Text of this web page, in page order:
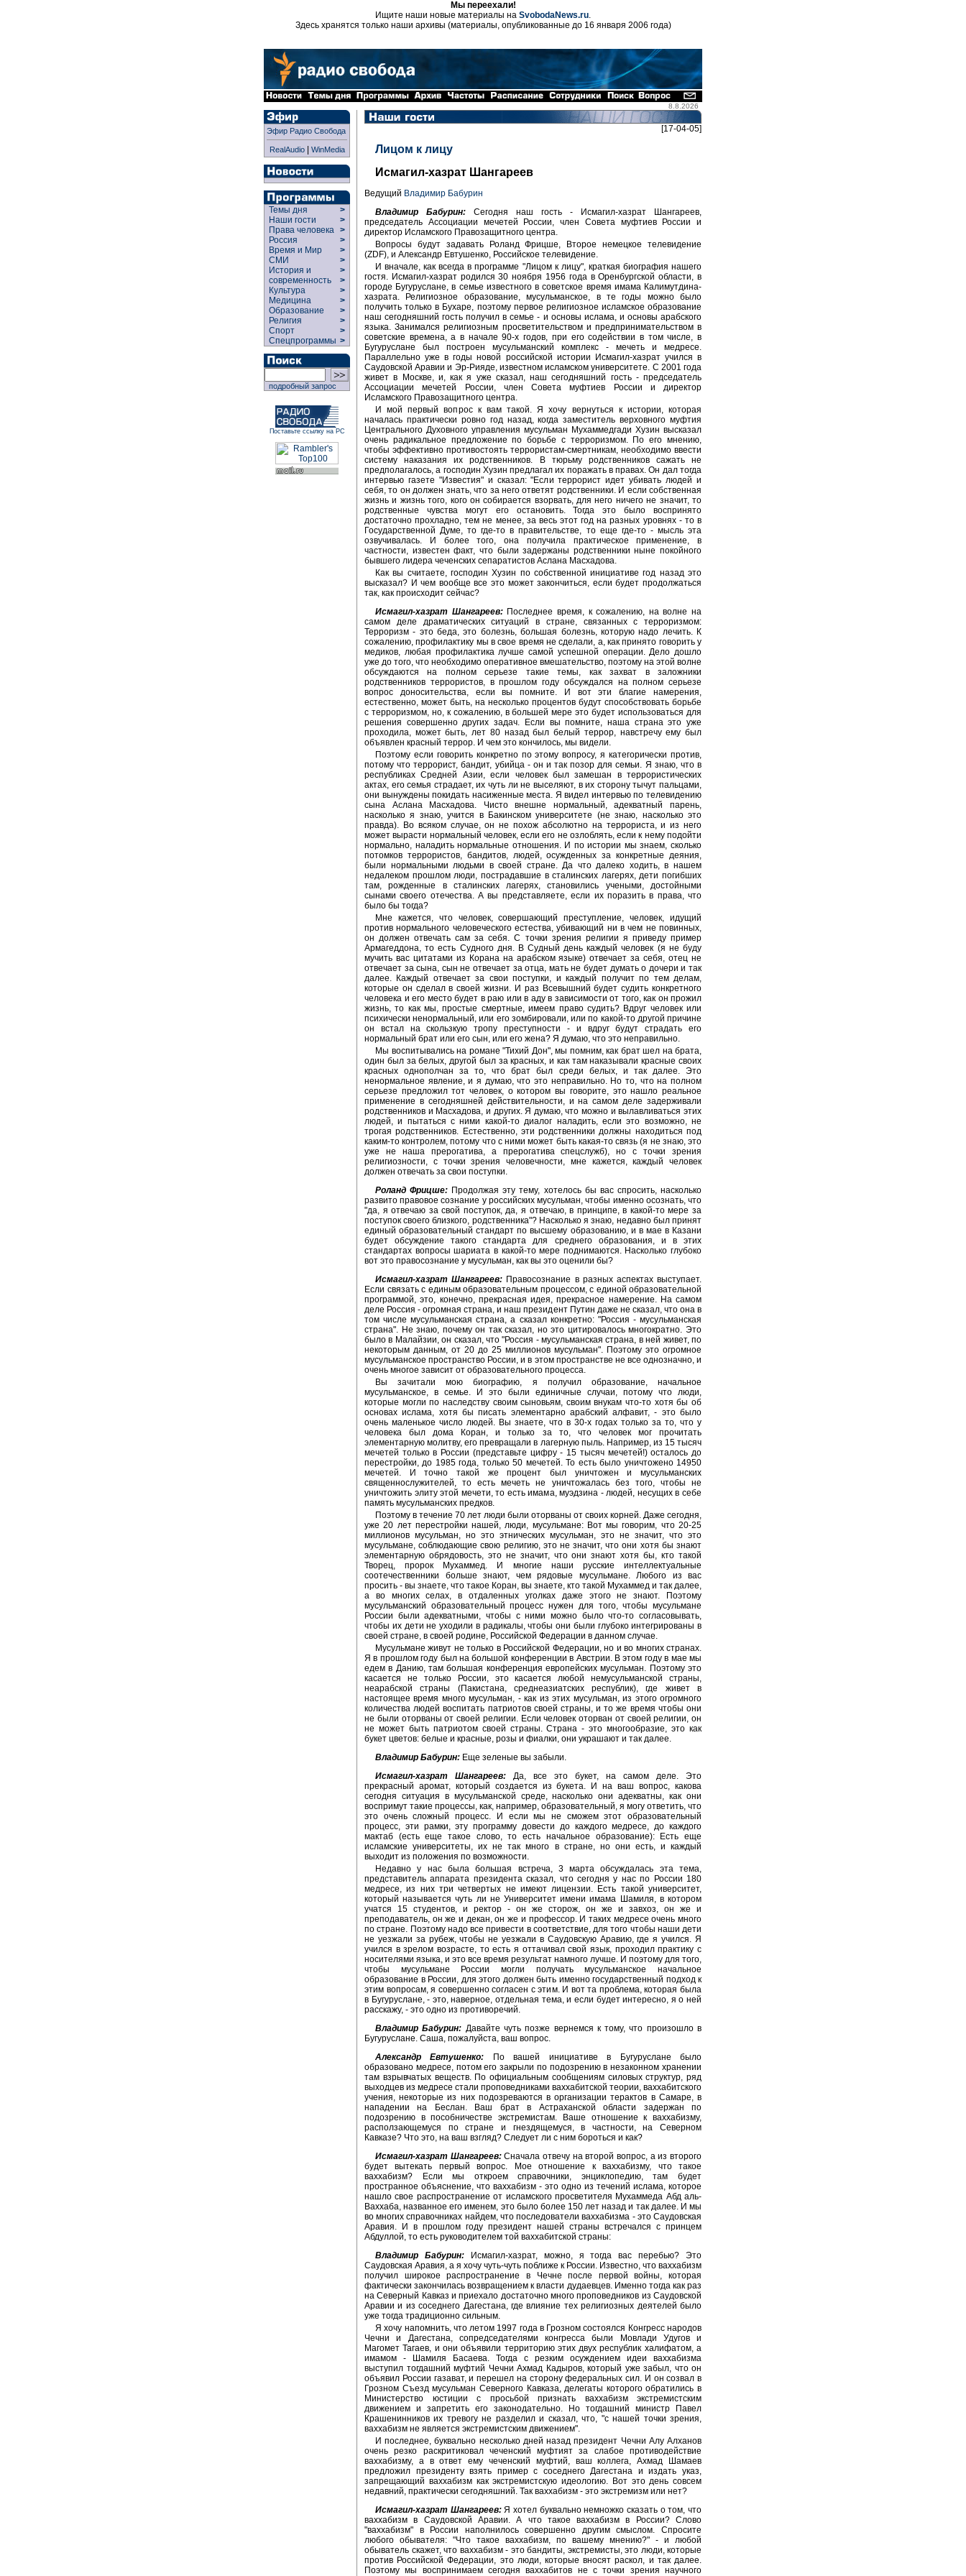
Мы переехали!
Ищите наши новые материалы на SvobodaNews.ru.
Здесь хранятся только наши архивы (материалы, опубликованные до 16 января 2006 года)
8.8.2026
Эфир Радио Свобода
RealAudio| WinMedia
Темы дня
>
Наши гости
>
Права человека >
Россия
>
Время и Мир
>
СМИ
>
История и
современность
>
>
Культура
>
Медицина
>
Образование
>
Религия
>
Спорт
>
Спецпрограммы >
подробный запрос
Поставьте ссылку на РС
[17-04-05]
Лицом к лицу
Исмагил-хазрат Шангареев
Ведущий Владимир Бабурин
Владимир Бабурин: Сегодня наш гость - Исмагил-хазрат Шангареев,
председатель Ассоциации мечетей России, член Совета муфтиев России и
директор Исламского Правозащитного центра.
Вопросы будут задавать Роланд Фрицше, Второе немецкое телевидение
(ZDF), и Александр Евтушенко, Российское телевидение.
И вначале, как всегда в программе "Лицом к лицу", краткая биография нашего
гостя. Исмагил-хазрат родился 30 ноября 1956 года в Оренбургской области, в
городе Бугуруслане, в семье известного в советское время имама Калимутдина-
хазрата. Религиозное образование, мусульманское, в те годы можно было
получить только в Бухаре, поэтому первое религиозное исламское образование
наш сегодняшний гость получил в семье - и основы ислама, и основы арабского
языка. Занимался религиозным просветительством и предпринимательством в
советские времена, а в начале 90-х годов, при его содействии в том числе, в
Бугуруслане был построен мусульманский комплекс - мечеть и медресе.
Параллельно уже в годы новой российской истории Исмагил-хазрат учился в
Саудовской Аравии и Эр-Рияде, известном исламском университете. С 2001 года
живет в Москве, и, как я уже сказал, наш сегодняшний гость - председатель
Ассоциации мечетей России, член Совета муфтиев России и директор
Исламского Правозащитного центра.
И мой первый вопрос к вам такой. Я хочу вернуться к истории, которая
началась практически ровно год назад, когда заместитель верховного муфтия
Центрального Духовного управления мусульман Мухаммедгади Хузин высказал
очень радикальное предложение по борьбе с терроризмом. По его мнению,
чтобы эффективно противостоять террористам-смертникам, необходимо ввести
систему наказания их родственников. В тюрьму родственников сажать не
предполагалось, а господин Хузин предлагал их поражать в правах. Он дал тогда
интервью газете "Известия" и сказал: "Если террорист идет убивать людей и
себя, то он должен знать, что за него ответят родственники. И если собственная
жизнь и жизнь того, кого он собирается взорвать, для него ничего не значит, то
родственные чувства могут его остановить. Тогда это было воспринято
достаточно прохладно, тем не менее, за весь этот год на разных уровнях - то в
Государственной Думе, то где-то в правительстве, то еще где-то - мысль эта
озвучивалась. И более того, она получила практическое применение, в
частности, известен факт, что были задержаны родственники ныне покойного
бывшего лидера чеченских сепаратистов Аслана Масхадова.
Как вы считаете, господин Хузин по собственной инициативе год назад это
высказал? И чем вообще все это может закончиться, если будет продолжаться
так, как происходит сейчас?
Исмагил-хазрат Шангареев:Последнее время, к сожалению, на волне на
самом деле драматических ситуаций в стране, связанных с терроризмом:
Терроризм - это беда, это болезнь, большая болезнь, которую надо лечить. К
сожалению, профилактику мы в свое время не сделали, а, как принято говорить у
медиков, любая профилактика лучше самой успешной операции. Дело дошло
уже до того, что необходимо оперативное вмешательство, поэтому на этой волне
обсуждаются на полном серьезе такие темы, как захват в заложники
родственников террористов, в прошлом году обсуждался на полном серьезе
вопрос доносительства, если вы помните. И вот эти благие намерения,
естественно, может быть, на несколько процентов будут способствовать борьбе
с терроризмом, но, к сожалению, в большей мере это будет использоваться для
решения совершенно других задач. Если вы помните, наша страна это уже
проходила, может быть, лет 80 назад был белый террор, навстречу ему был
объявлен красный террор. И чем это кончилось, мы видели.
Поэтому если говорить конкретно по этому вопросу, я категорически против,
потому что террорист, бандит, убийца - он и так позор для семьи. Я знаю, что в
республиках Средней Азии, если человек был замешан в террористических
актах, его семья страдает, их чуть ли не выселяют, в их сторону тычут пальцами,
они вынуждены покидать насиженные места. Я видел интервью по телевидению
сына Аслана Масхадова. Чисто внешне нормальный, адекватный парень,
насколько я знаю, учится в Бакинском университете (не знаю, насколько это
правда). Во всяком случае, он не похож абсолютно на террориста, и из него
может вырасти нормальный человек, если его не озлоблять, если к нему подойти
нормально, наладить нормальные отношения. И по истории мы знаем, сколько
потомков террористов, бандитов, людей, осужденных за конкретные деяния,
были нормальными людьми в своей стране. Да что далеко ходить, в нашем
недалеком прошлом люди, пострадавшие в сталинских лагерях, дети погибших
там, рожденные в сталинских лагерях, становились учеными, достойными
сынами своего отечества. А вы представляете, если их поразить в права, что
было бы тогда?
Мне кажется, что человек, совершающий преступление, человек, идущий
против нормального человеческого естества, убивающий ни в чем не повинных,
он должен отвечать сам за себя. С точки зрения религии я приведу пример
Армагеддона, то есть Судного дня. В Судный день каждый человек (я не буду
мучить вас цитатами из Корана на арабском языке) отвечает за себя, отец не
отвечает за сына, сын не отвечает за отца, мать не будет думать о дочери и так
далее. Каждый отвечает за свои поступки, и каждый получит по тем делам,
которые он сделал в своей жизни. И раз Всевышний будет судить конкретного
человека и его место будет в раю или в аду в зависимости от того, как он прожил
жизнь, то как мы, простые смертные, имеем право судить? Вдруг человек или
психически ненормальный, или его зомбировали, или по какой-то другой причине
он встал на скользкую тропу преступности - и вдруг будут страдать его
нормальный брат или его сын, или его жена? Я думаю, что это неправильно.
Мы воспитывались на романе "Тихий Дон", мы помним, как брат шел на брата,
один был за белых, другой был за красных, и как там наказывали красные своих
красных однополчан за то, что брат был среди белых, и так далее. Это
ненормальное явление, и я думаю, что это неправильно. Но то, что на полном
серьезе предложил тот человек, о котором вы говорите, это нашло реальное
применение в сегодняшней действительности, и на самом деле задерживали
родственников и Масхадова, и других. Я думаю, что можно и вылавливаться этих
людей, и пытаться с ними какой-то диалог наладить, если это возможно, не
трогая родственников. Естественно, эти родственники должны находиться под
каким-то контролем, потому что с ними может быть какая-то связь (я не знаю, это
уже не наша прерогатива, а прерогатива спецслужб), но с точки зрения
религиозности, с точки зрения человечности, мне кажется, каждый человек
должен отвечать за свои поступки.
Роланд Фрицше: Продолжая эту тему, хотелось бы вас спросить, насколько
развито правовое сознание у российских мусульман, чтобы именно осознать, что
"да, я отвечаю за свой поступок, да, я отвечаю, в принципе, в какой-то мере за
поступок своего близкого, родственника"? Насколько я знаю, недавно был принят
единый образовательный стандарт по высшему образованию, и в мае в Казани
будет обсуждение такого стандарта для среднего образования, и в этих
стандартах вопросы шариата в какой-то мере поднимаются. Насколько глубоко
вот это правосознание у мусульман, как вы это оценили бы?
Исмагил-хазрат Шангареев: Правосознание в разных аспектах выступает.
Если связать с единым образовательным процессом, с единой образовательной
программой, это, конечно, прекрасная идея, прекрасное намерение. На самом
деле Россия - огромная страна, и наш президент Путин даже не сказал, что она в
том числе мусульманская страна, а сказал конкретно: "Россия - мусульманская
страна". Не знаю, почему он так сказал, но это цитировалось многократно. Это
было в Малайзии, он сказал, что "Россия - мусульманская страна, в ней живет, по
некоторым данным, от 20 до 25 миллионов мусульман". Поэтому это огромное
мусульманское пространство России, и в этом пространстве не все однозначно, и
очень многое зависит от образовательного процесса.
Вы зачитали мою биографию, я получил образование, начальное
мусульманское, в семье. И это были единичные случаи, потому что люди,
которые могли по наследству своим сыновьям, своим внукам что-то хотя бы об
основах ислама, хотя бы писать элементарно арабский алфавит, - это было
очень маленькое число людей. Вы знаете, что в 30-х годах только за то, что у
человека был дома Коран, и только за то, что человек мог прочитать
элементарную молитву, его превращали в лагерную пыль. Например, из 15 тысяч
мечетей только в России (представьте цифру - 15 тысяч мечетей!) осталось до
перестройки, до 1985 года, только 50 мечетей. То есть было уничтожено 14950
мечетей. И точно такой же процент был уничтожен и мусульманских
священнослужителей, то есть мечеть не уничтожалась без того, чтобы не
уничтожить элиту этой мечети, то есть имама, муэдзина - людей, несущих в себе
память мусульманских предков.
Поэтому в течение 70 лет люди были оторваны от своих корней. Даже сегодня,
уже 20 лет перестройки нашей, люди, мусульмане: Вот мы говорим, что 20-25
миллионов мусульман, но это этнических мусульман, это не значит, что это
мусульмане, соблюдающие свою религию, это не значит, что они хотя бы знают
элементарную обрядовость, это не значит, что они знают хотя бы, кто такой
Творец, пророк Мухаммед. И многие наши русские интеллектуальные
соотечественники больше знают, чем рядовые мусульмане. Любого из вас
просить - вы знаете, что такое Коран, вы знаете, кто такой Мухаммед и так далее,
а во многих селах, в отдаленных уголках даже этого не знают. Поэтому
мусульманский образовательный процесс нужен для того, чтобы мусульмане
России были адекватными, чтобы с ними можно было что-то согласовывать,
чтобы их дети не уходили в радикалы, чтобы они были глубоко интегрированы в
своей стране, в своей родине, Российской Федерации в данном случае.
Мусульмане живут не только в Российской Федерации, но и во многих странах.
Я в прошлом году был на большой конференции в Австрии. В этом году в мае мы
едем в Данию, там большая конференция европейских мусульман. Поэтому это
касается не только России, это касается любой немусульманской страны,
неарабской страны (Пакистана, среднеазиатских республик), где живет в
настоящее время много мусульман, - как из этих мусульман, из этого огромного
количества людей воспитать патриотов своей страны, и то же время чтобы они
не были оторваны от своей религии. Если человек оторван от своей религии, он
не может быть патриотом своей страны. Страна - это многообразие, это как
букет цветов: белые и красные, розы и фиалки, они украшают и так далее.
Владимир Бабурин: Еще зеленые вы забыли.
Исмагил-хазрат Шангареев: Да, все это букет, на самом деле. Это
прекрасный аромат, который создается из букета. И на ваш вопрос, какова
сегодня ситуация в мусульманской среде, насколько они адекватны, как они
воспримут такие процессы, как, например, образовательный, я могу ответить, что
это очень сложный процесс. И если мы не сможем этот образовательный
процесс, эти рамки, эту программу довести до каждого медресе, до каждого
мактаб (есть еще такое слово, то есть начальное образование): Есть еще
исламские университеты, их не так много в стране, но они есть, и каждый
выходит из положения по возможности.
Недавно у нас была большая встреча, 3 марта обсуждалась эта тема,
представитель аппарата президента сказал, что сегодня у нас по России 180
медресе, из них три четвертых не имеют лицензии. Есть такой университет,
который называется чуть ли не Университет имени имама Шамиля, в котором
учатся 15 студентов, и ректор - он же сторож, он же и завхоз, он же и
преподаватель, он же и декан, он же и профессор. И таких медресе очень много
по стране. Поэтому надо все привести в соответствие, для того чтобы наши дети
не уезжали за рубеж, чтобы не уезжали в Саудовскую Аравию, где я учился. Я
учился в зрелом возрасте, то есть я оттачивал свой язык, проходил практику с
носителями языка, и это все время результат намного лучше. И поэтому для того,
чтобы мусульмане России могли получать мусульманское начальное
образование в России, для этого должен быть именно государственный подход к
этим вопросам, я совершенно согласен с этим. И вот та проблема, которая была
в Бугуруслане, - это, наверное, отдельная тема, и если будет интересно, я о ней
расскажу, - это одно из противоречий.
Владимир Бабурин: Давайте чуть позже вернемся к тому, что произошло в
Бугуруслане. Саша, пожалуйста, ваш вопрос.
Александр Евтушенко: По вашей инициативе в Бугуруслане было
образовано медресе, потом его закрыли по подозрению в незаконном хранении
там взрывчатых веществ. По официальным сообщениям силовых структур, ряд
выходцев из медресе стали проповедниками ваххабитской теории, ваххабитского
учения, некоторые из них подозреваются в организации терактов в Самаре, в
нападении на Беслан. Ваш брат в Астраханской области задержан по
подозрению в пособничестве экстремистам. Ваше отношение к ваххабизму,
расползающемуся по стране и гнездящемуся, в частности, на Северном
Кавказе? Что это, на ваш взгляд? Следует ли с ним бороться и как?
Исмагил-хазрат Шангареев:Сначала отвечу на второй вопрос, а из второго
будет вытекать первый вопрос. Мое отношение к ваххабизму, что такое
ваххабизм? Если мы откроем справочники, энциклопедию, там будет
пространное объяснение, что ваххабизм - это одно из течений ислама, которое
нашло свое распространение от исламского просветителя Мухаммеда Абд аль-
Ваххаба, названное его именем, это было более 150 лет назад и так далее. И мы
во многих справочниках найдем, что последователи ваххабизма - это Саудовская
Аравия. И в прошлом году президент нашей страны встречался с принцем
Абдуллой, то есть руководителем той ваххабитской страны:
Владимир Бабурин:Исмагил-хазрат, можно, я тогда вас перебью? Это
Саудовская Аравия, а я хочу чуть-чуть поближе к России. Известно, что ваххабизм
получил широкое распространение в Чечне после первой войны, которая
фактически закончилась возвращением к власти дудаевцев. Именно тогда как раз
на Северный Кавказ и приехало достаточно много проповедников из Саудовской
Аравии и из соседнего Дагестана, где влияние тех религиозных деятелей было
уже тогда традиционно сильным.
Я хочу напомнить, что летом 1997 года в Грозном состоялся Конгресс народов
Чечни и Дагестана, сопредседателями конгресса были Мовлади Удугов и
Магомет Тагаев, и они объявили территорию этих двух республик халифатом, а
имамом - Шамиля Басаева. Тогда с резким осуждением идеи ваххабизма
выступил тогдашний муфтий Чечни Ахмад Кадыров, который уже забыл, что он
объявил России газават, и перешел на сторону федеральных сил. И он созвал в
Грозном Съезд мусульман Северного Кавказа, делегаты которого обратились в
Министерство юстиции с просьбой признать ваххабизм экстремистским
движением и запретить его законодательно. Но тогдашний министр Павел
Крашенинников их тревогу не разделил и сказал, что, "с нашей точки зрения,
ваххабизм не является экстремистским движением".
И последнее, буквально несколько дней назад президент Чечни Алу Алханов
очень резко раскритиковал чеченский муфтият за слабое противодействие
ваххабизму, а в ответ ему чеченский муфтий, ваш коллега, Ахмад Шамаев
предложил президенту взять пример с соседнего Дагестана и издать указ,
запрещающий ваххабизм как экстремистскую идеологию. Вот это день совсем
недавний, практически сегодняшний. Так ваххабизм - это экстремизм или нет?
Исмагил-хазрат Шангареев:Я хотел буквально немножко сказать о том, что
ваххабизм в Саудовской Аравии. А что такое ваххабизм в России? Слово
"ваххабизм" в России наполнилось совершенно другим смыслом. Спросите
любого обывателя: "Что такое ваххабизм, по вашему мнению?" - и любой
обыватель скажет, что ваххабизм - это бандиты, экстремисты, это люди, которые
против Российской Федерации, это люди, которые вносят раскол, и так далее.
Поэтому мы воспринимаем сегодня ваххабитов не с точки зрения научного